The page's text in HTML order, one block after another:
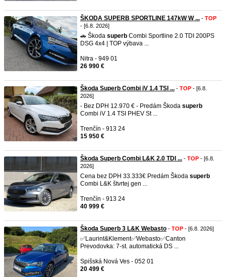
ŠKODA SUPERB SPORTLINE 147kW W ... - TOP
- [6.8. 2026]
🚗 Škoda superb Combi Sportline 2.0 TDI 200PS
DSG 4x4 | TOP výbava ...
Nitra - 949 01
26 990 €
Škoda Superb Combi iV 1.4 TSI ... - TOP - [6.8.
2026]
- Bez DPH 12.970 € - Predám Škoda superb
Combi iV 1.4 TSI PHEV St ...
Trenčín - 913 24
15 950 €
Škoda Superb Combi L&K 2.0 TDI ... - TOP - [6.8.
2026]
Cena bez DPH 33.333€ Predám Škoda superb
Combi L&K štvrtej gen ...
Trenčín - 913 24
40 999 €
Škoda Superb 3 L&K Webasto - TOP - [6.8. 2026]
✅Laurint&Klement✅Webasto✅Canton
Prevodovka: 7-st. automatická DS ...
Spišská Nová Ves - 052 01
20 499 €